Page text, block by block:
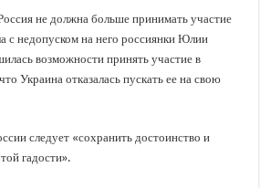
не должна больше принимать участие
с недопуском на него россиянки Юлии
возможности принять участие в
Украина отказалась пускать ее на свою
следует «сохранить достоинство и
гадости».